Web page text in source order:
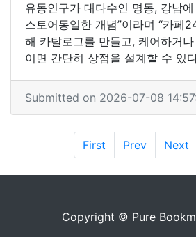
유동인구가 대다수인 명동, 강남
스토어동일한 개념”이라며 “카페
해 카탈로그를 만들고, 케어하거
이면 간단히 상점을 설계할 수 있
Submitted on 2026-07-08
First Prev Next
Copyright © Pure